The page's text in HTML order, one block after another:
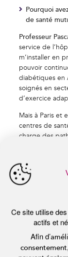
Pourquoi
de santé
Professeur
service de
m’installer en
pouvoir
diabétiques en
soignés en
d’exercice
Mais à Paris et
centres de
charge des
centre Broca
tous très
Prof. Massin:
confortable !
pour recevoir
gestion